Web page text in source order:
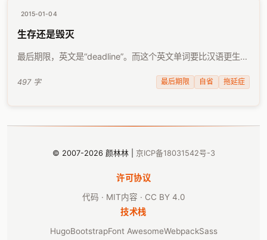
2015-01-04
生存还是毁灭
最后期限，英文是“deadline”。而这个英文单词要比汉语更生动
过的我，每天像是活死人一般，承受着心理的煎熬。一方面不
497 字 最后期限 自省 拖延症
© 2007-2026 颜林林 | 京ICP备18031542号-3
许可协议
代码 · MIT内容 · CC BY 4.0
技术栈
HugoBootstrapFont AwesomeWebpackSass